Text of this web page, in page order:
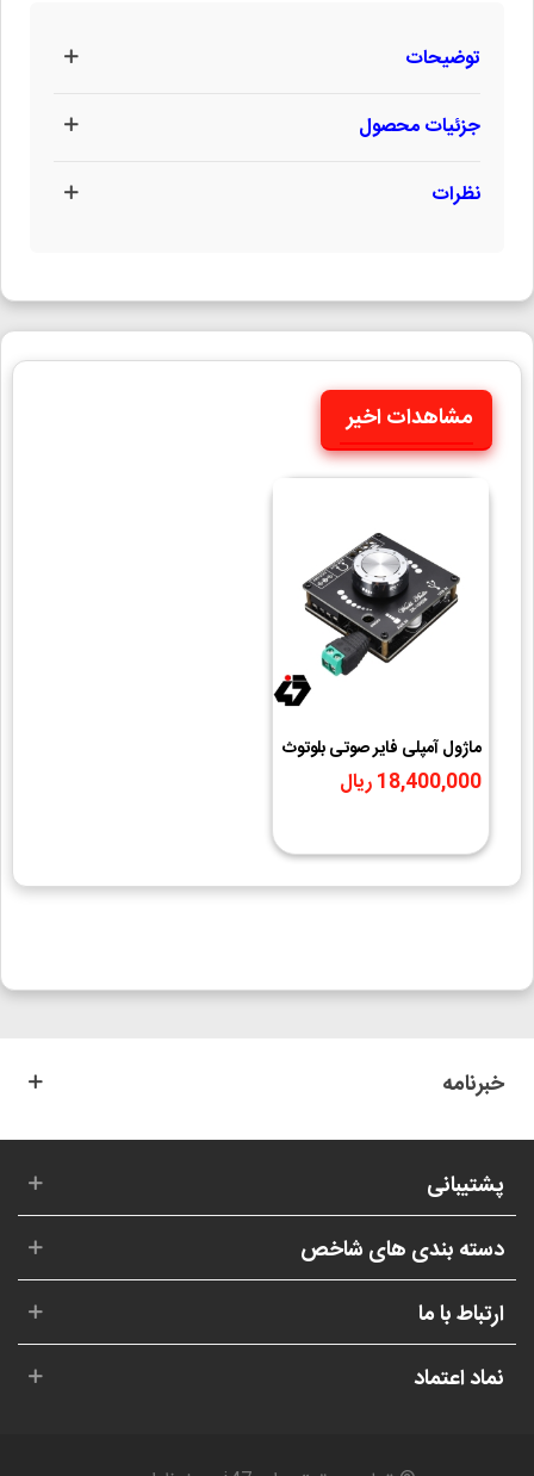
توضیحات
جزئیات محصول
نظرات
مشاهدات اخیر
ماژول آمپلی فایر صوتی بلوتوث
دار دو کاناله 2x100 وات با
18,400,000 ریال
خبرنامه
پشتیبانی
دسته بندی های شاخص
ارتباط با ما
نماد اعتماد